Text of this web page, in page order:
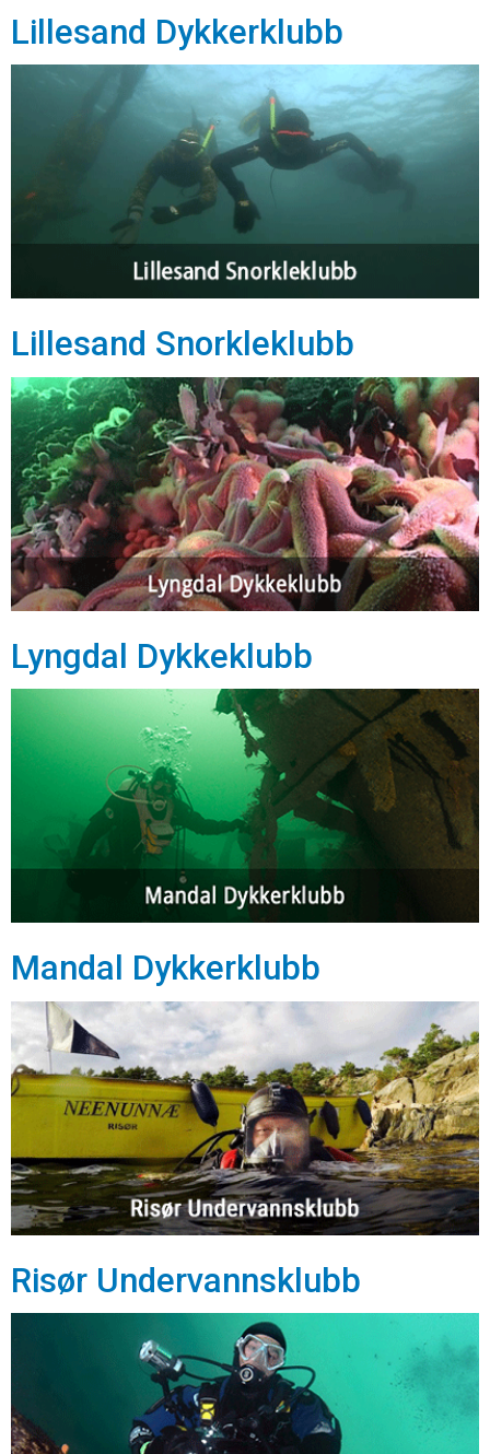
Lillesand Dykkerklubb
Lillesand Snorkleklubb
Lyngdal Dykkeklubb
Mandal Dykkerklubb
Risør Undervannsklubb